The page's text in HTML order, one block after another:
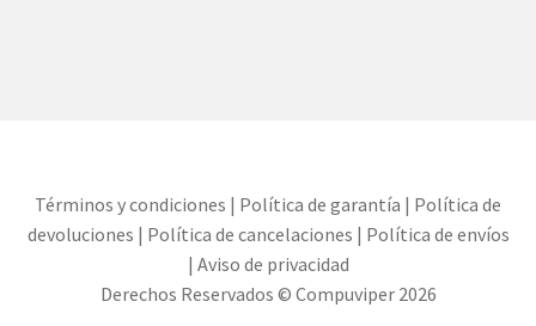
Términos y condiciones | Política de garantía | Política de
devoluciones | Política de cancelaciones | Política de envíos
| Aviso de privacidad
Derechos Reservados © Compuviper 2026